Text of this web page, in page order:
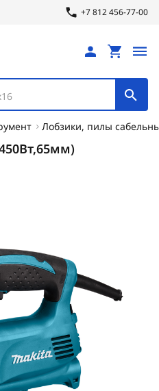
+7 812 456-77-00
Лобзики, пилы